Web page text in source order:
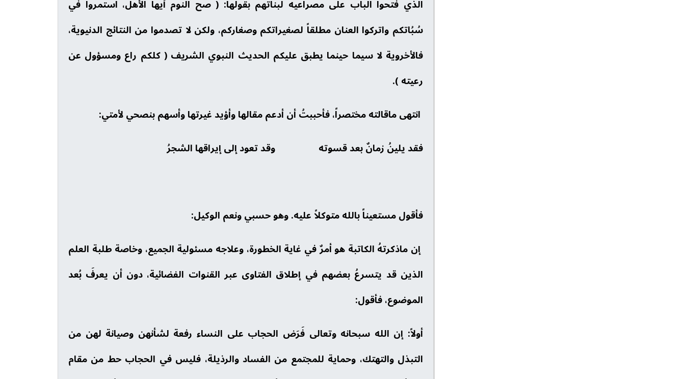
الذي فتحوا الباب على مصراعيه لبناتهم بقولها: ( صح النوم أيها الأهل، استمروا في
سُبُاتكم واتركوا العنان مطلقاً لصغيراتكم وصغاركم، ولكن لا تصدموا من النتائج الدنيوية،
فالأخروية لا سيما حينما يطبق عليكم الحديث النبوي الشريف ( كلكم راع ومسؤول عن
رعيته ).
انتهى ماقالته مختصراً، فأحببتُ أن أدعم مقالها وأؤيد غيرتها وأسهم بنصحي لأمتي:
فقد يلينُ زمانٌ بعد قسوته وقد تعود إلى إيراقها الشجرُ
فأقول مستعيناً بالله متوكلاً عليه. وهو حسبي ونعم الوكيل:
إن ماذكرتهُ الكاتبة هو أمرٌ في غاية الخطورة، وعلاجه مسئولية الجميع، وخاصة طلبة العلم
الذين قد يتسرعُ بعضهم في إطلاق الفتاوى عبر القنوات الفضائية، دون أن يعرفَ بُعد
الموضوع، فأقول:
أولاً: إن الله سبحانه وتعالى فَرَض الحجاب على النساء رفعة لشأنهن وصيانة لهن من
التبذل والتهتك، وحماية للمجتمع من الفساد والرذيلة، فليس في الحجاب حط من مقام